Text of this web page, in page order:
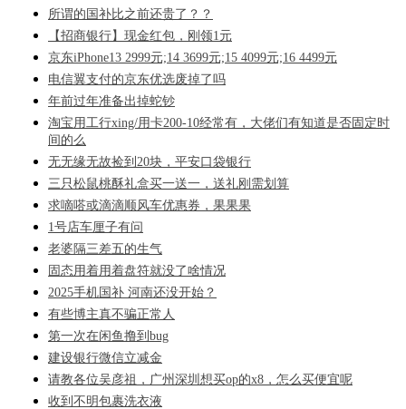
所谓的国补比之前还贵了？？
【招商银行】现金红包，刚领1元
京东iPhone13 2999元;14 3699元;15 4099元;16 4499元
电信翼支付的京东优选废掉了吗
年前过年准备出掉蛇钞
淘宝用工行xing/用卡200-10经常有，大佬们有知道是否固定时
间的么
无无缘无故捡到20块，平安口袋银行
三只松鼠桃酥礼盒买一送一，送礼刚需划算
求嘀嗒或滴滴顺风车优惠券，果果果
1号店车厘子有问
老婆隔三差五的生气
固态用着用着盘符就没了啥情况
2025手机国补 河南还没开始？
有些博主真不骗正常人
第一次在闲鱼撸到bug
建设银行微信立减金
请教各位吴彦祖，广州深圳想买op的x8，怎么买便宜呢
收到不明包裹洗衣液